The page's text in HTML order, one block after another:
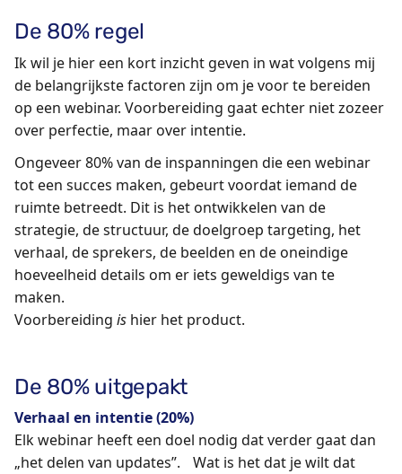
De 80% regel
Ik wil je hier een kort inzicht geven in wat volgens mij
de belangrijkste factoren zijn om je voor te bereiden
op een webinar. Voorbereiding gaat echter niet zozeer
over perfectie, maar over intentie.
Ongeveer 80% van de inspanningen die een webinar
tot een succes maken, gebeurt voordat iemand de
ruimte betreedt. Dit is het ontwikkelen van de
strategie, de structuur, de doelgroep targeting, het
verhaal, de sprekers, de beelden en de oneindige
hoeveelheid details om er iets geweldigs van te
maken.
Voorbereiding is hier het product.
De 80% uitgepakt
Verhaal en intentie (20%)
Elk webinar heeft een doel nodig dat verder gaat dan
„het delen van updates”. Wat is het dat je wilt dat